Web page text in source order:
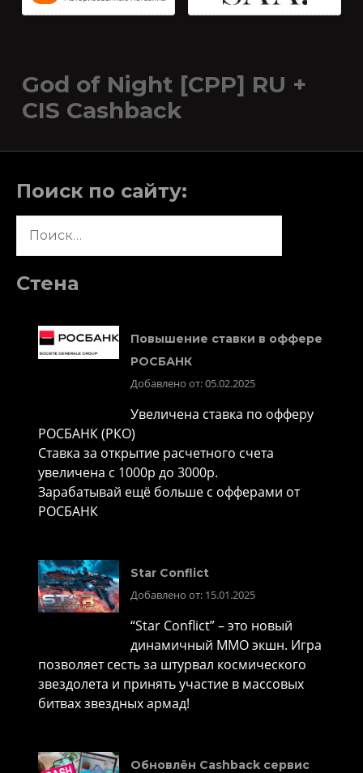
God of Night [CPP] RU +
CIS Cashback
Поиск по сайту:
Стена
Повышение ставки в оффере
РОСБАНК
Добавлено от: 05.02.2025
Увеличена ставка по офферу
РОСБАНК (РКО)
Ставка за открытие расчетного счета
увеличена с 1000р до 3000р.
Зарабатывай ещё больше с офферами от
РОСБАНК
Star Conflict
Добавлено от: 15.01.2025
“Star Conflict” – это новый
динамичный MMO экшн. Игра
позволяет сесть за штурвал космического
звездолета и принять участие в массовых
битвах звездных армад!
Обновлён Cashback сервис